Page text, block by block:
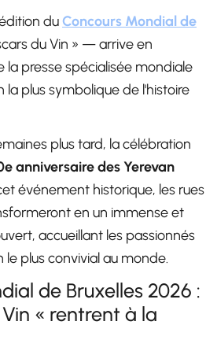
duConcours Mondial de
du Vin » — arrive en
la presse spécialisée mondiale
plus symbolique de l'histoire
plus tard, la célébration
anniversaire des Yerevan
événement historique, les rues
en un immense et
accueillant les passionnés
le plus convivial au monde.
de Bruxelles 2026 :
« rentrent à la